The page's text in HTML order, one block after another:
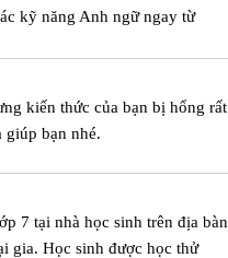
kỹ năng Anh ngữ ngay từ
kiến thức của bạn bị hổng rất
giúp bạn nhé.
7 tại nhà học sinh trên địa bàn
gia. Học sinh được học thử